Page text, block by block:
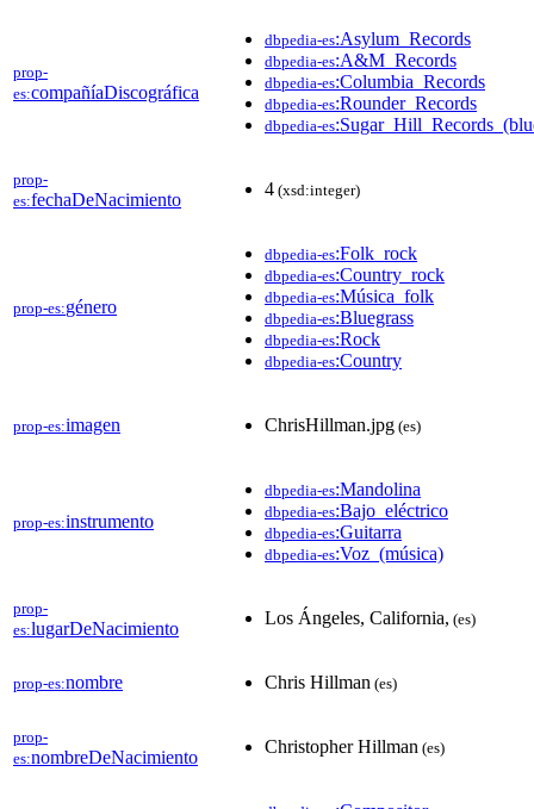
prop-
es:compañíaDiscográfica
dbpedia-es:Asylum_Records
dbpedia-es:A&M_Records
dbpedia-es:Columbia_Records
dbpedia-es:Rounder_Records
dbpedia-es
prop-
es:fechaDeNacimiento
4 (xsd:integer)
prop-es:género
dbpedia-es:Folk_rock
dbpedia-es:Country_rock
dbpedia-es:Música_folk
dbpedia-es:Bluegrass
dbpedia-es:Rock
dbpedia-es:Country
prop-es:imagen ChrisHillman.jpg (es)
prop-es:instrumento
dbpedia-es:Mandolina
dbpedia-es:Bajo_eléctrico
dbpedia-es:Guitarra
dbpedia-es:Voz_(música)
prop-
es:lugarDeNacimiento
Los Ángeles, California, (es)
prop-es:nombre Chris Hillman (es)
prop-
es:nombreDeNacimiento
Christopher Hillman (es)